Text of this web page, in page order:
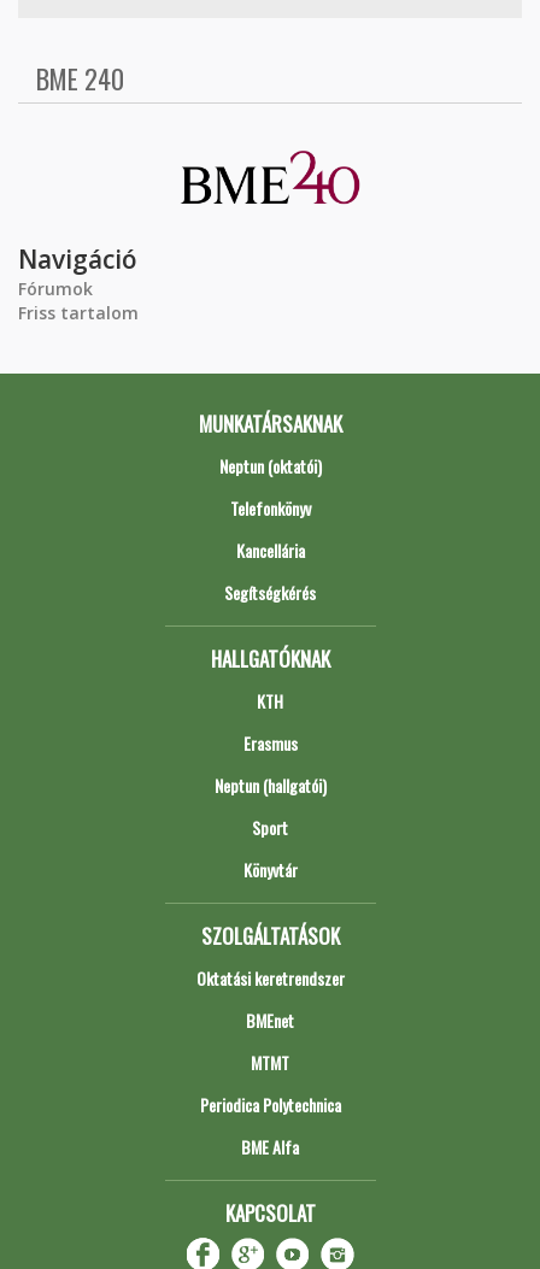
BME 240
Navigáció
Fórumok
Friss tartalom
MUNKATÁRSAKNAK
Neptun (oktatói)
Telefonkönyv
Kancellária
Segítségkérés
HALLGATÓKNAK
KTH
Erasmus
Neptun (hallgatói)
Sport
Könyvtár
SZOLGÁLTATÁSOK
Oktatási keretrendszer
BMEnet
MTMT
Periodica Polytechnica
BME Alfa
KAPCSOLAT